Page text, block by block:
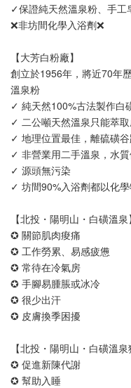
✓保證純天然溫泉粉、手工
❌非坊間化學入浴劑❌
【大芳白粉廠】
創立於1956年，將近70年
溫泉粉
✓ 純天然100%古法製作白
✓ 二公噸天然溫泉只能萃
✓ 地理位置最佳，離硫磺
✓ 非營業用二手溫泉，水
✓ 源頭無污染
✓ 坊間90%入浴劑都以化
【北投・陽明山・白磺溫
✪ 關節肌肉痠痛
✪ 工作勞累、易感疲憊
✪ 常待在冷氣房
✪ 手腳易腫脹或冰冷
✪ 很少出汗
✪ 皮膚換季困擾
【北投・陽明山・白磺溫泉
✪ 促進新陳代謝
✪ 幫助入睡